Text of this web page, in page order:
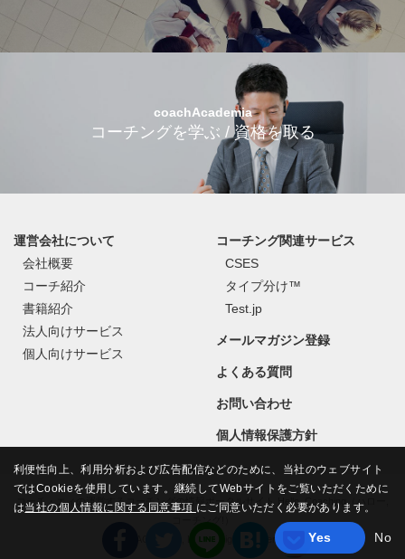
coachAcademia
コーチングを学ぶ / 資格を取る
運営会社について
会社概要
コーチ紹介
書籍紹介
法人向けサービス
個人向けサービス
コーチング関連サービス
CSES
タイプ分け™
Test.jp
メールマガジン登録
よくある質問
お問い合わせ
個人情報保護方針
コーチ・エィの運営するコーチングの情報ポータルサイト Hello, Coaching（ハロー,
コーチング!）
COACH A Co., Ltd. All Rights Reserved.
利便性向上、利用分析および広告配信などのために、当社のウェブサイト
ではCookieを使用しています。継続してWebサイトをご覧いただくために
は当社の個人情報に関する同意事項 にご同意いただく必要があります。
Yes No